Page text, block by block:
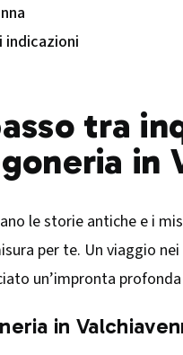
indicazioni
tra
in
le storie antiche e i
per te. Un viaggio
un’impronta
in